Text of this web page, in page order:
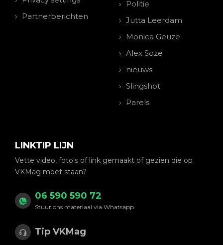
Partnerberichten
Politie
Jutta Leerdam
Monica Geuze
Alex Soze
nieuws
Slingshot
Parels
LINKTIP LIJN
Vette video, foto's of link gemaakt of gezien die op
VKMag moet staan?
06 590 590 72
Stuur ons materiaal via Whatsapp
Tip VKMag